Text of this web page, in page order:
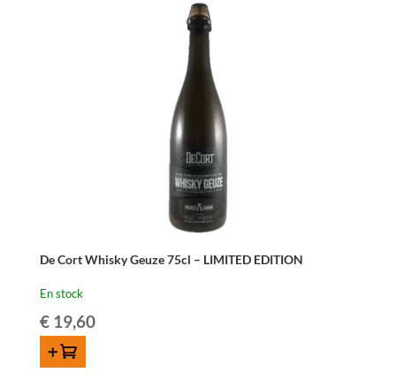
De Cort Whisky Geuze 75cl – LIMITED EDITION
En stock
€19,60
AJOUTER AU PANIER